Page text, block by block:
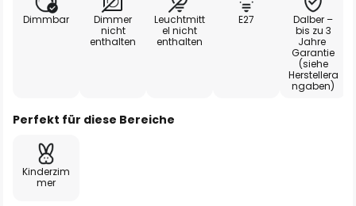
Dimmbar
Dimmer
nicht
enthalten
Leuchtmitt
el nicht
enthalten
E27
Dalber –
bis zu 3
Jahre
Garantie
(siehe
Herstellera
ngaben)
Perfekt für diese Bereiche
Kinderzim
mer